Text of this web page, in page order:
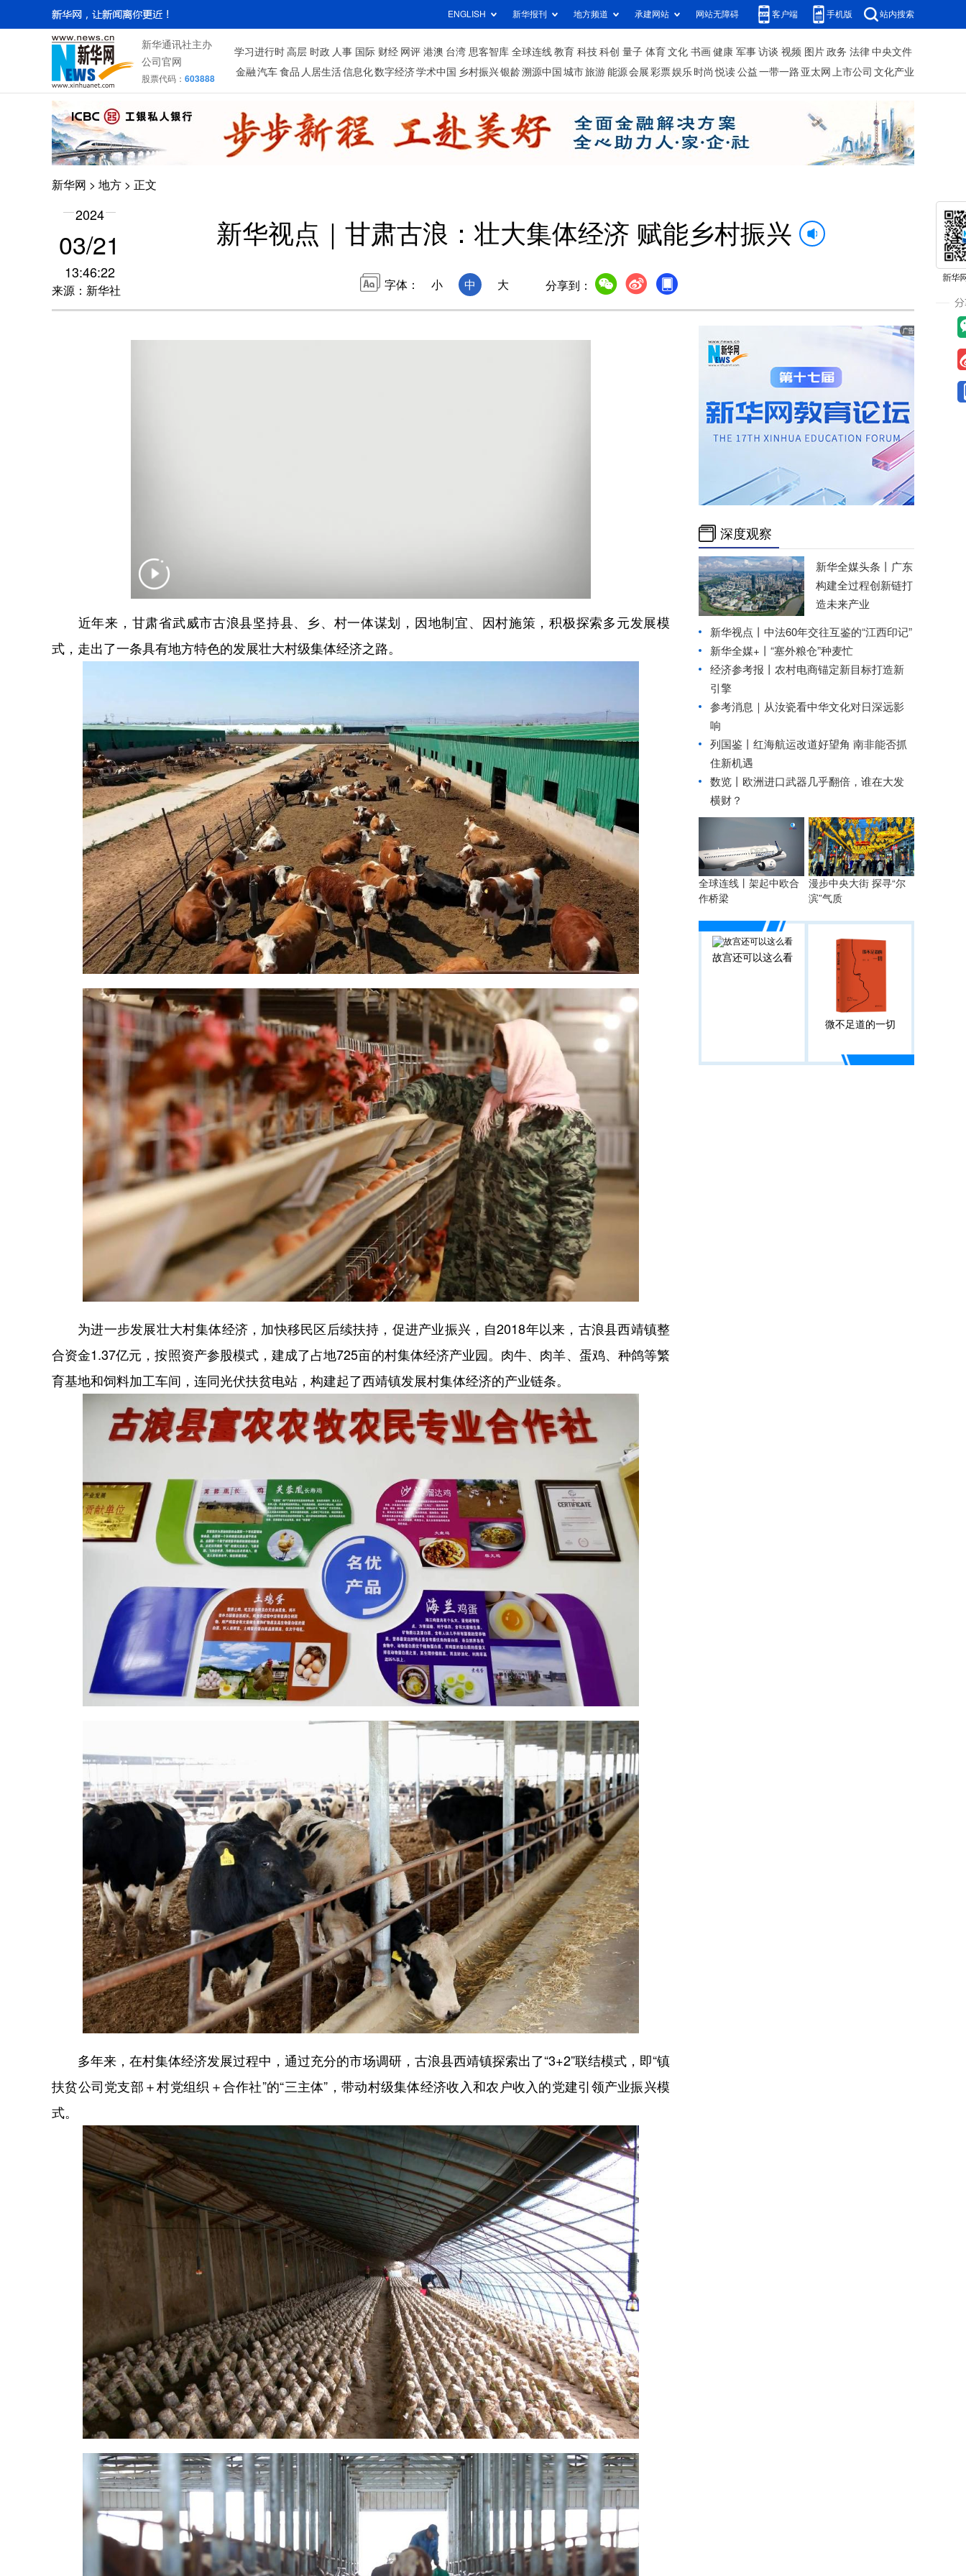
ENGLISH 新华报刊 地方频道 承建网站 网站无障碍 客户端 手机版 站内搜索
新华通讯社主办
公司官网
股票代码： 603888
学习进行时 高层 时政 人事 国际 财经 网评 港澳 台湾 思客智库 全球连线 教育 科技 科创 量子 体育 文化 书画 健康 军事 访谈 视频 图片 政务 法律 中央文件
金融 汽车 食品 人居生活信息化数字经济学术中国 乡村振兴银龄溯源中国 城市旅游 能源 会展 彩票娱乐 时尚 悦读 公益 一带一路 亚太网 上市公司 文化产业
新华网 > 地方 > 正文
2024
03/21
13:46:22
来源：新华社
新华视点｜甘肃古浪：壮大集体经济 赋能乡村振兴
字体： 小 中 大 分享到：
近年来，甘肃省武威市古浪县坚持县、乡、村一体谋划，因地制宜、因村施策，积极探索多元发展模
式，走出了一条具有地方特色的发展壮大村级集体经济之路。
为进一步发展壮大村集体经济，加快移民区后续扶持，促进产业振兴，自2018年以来，古浪县西靖镇整
合资金1.37亿元，按照资产参股模式，建成了占地725亩的村集体经济产业园。肉牛、肉羊、蛋鸡、种鸽等繁
育基地和饲料加工车间，连同光伏扶贫电站，构建起了西靖镇发展村集体经济的产业链条。
多年来，在村集体经济发展过程中，通过充分的市场调研，古浪县西靖镇探索出了“3+2”联结模式，即“镇
扶贫公司党支部＋村党组织＋合作社”的“三主体”，带动村级集体经济收入和农户收入的党建引领产业振兴模
式。
深度观察
新华全媒头条丨
广东
构建全过程创新链打
造未来产业
新华视点丨 中法60年交往互鉴的“江西印记”
新华全媒+丨 “塞外粮仓”种麦忙
经济参考报丨 农村电商锚定新目标打造新
引擎
参考消息｜
从汝瓷看中华文化对日深远影
响
列国鉴丨红海航运改道好望角 南非能否抓
住新机遇
数览丨欧洲进口武器几乎翻倍，谁在大发
横财？
全球连线丨架起中欧合
作桥梁
漫步中央大街 探寻“尔
滨”气质
故宫还可以这么看
微不足道的一切